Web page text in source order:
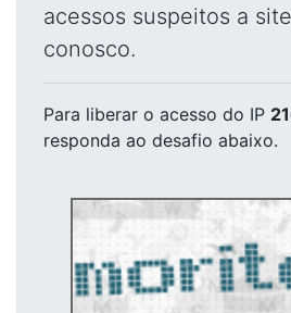
acessos suspeitos a
conosco.
Para liberar o acesso do IP
responda ao desafio abaixo.